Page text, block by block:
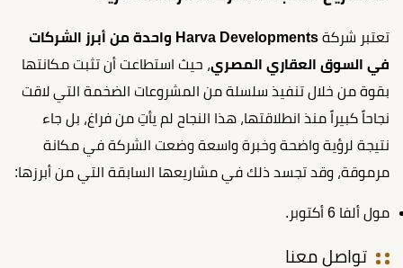
تعتبر شركة
Harva Developments واحدة من أبرز الشركات
في السوق العقاري المصري، حيث استطاعت أن تثبت مكانتها
بقوة من خلال تنفيذ سلسلة من المشروعات الضخمة التي لاقت
نجاحاً كبيراً منذ انطلاقتها، هذا النجاح لم يأتِ من فراغ، بل جاء
نتيجة لرؤية واضحة وخبرة واسعة وضعت الشركة في مكانة
مرموقة، وقد تجسد ذلك في مشاريعها السابقة التي من أبرزها:
مول ألفا 6 أكتوبر.
تواصل معنا